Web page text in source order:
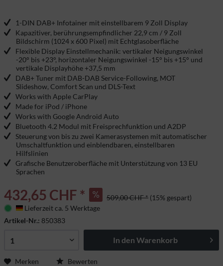
1-DIN DAB+ Infotainer mit einstellbarem 9 Zoll Display
Kapazitiver, berührungsempfindlicher 22,9 cm / 9 Zoll
Bildschirm (1024 x 600 Pixel) mit Echtglasoberfläche
Flexible Display Einstellmechanik: vertikaler Neigungswinkel
-20° bis +23°, horizontaler Neigungswinkel -15° bis +15° und
vertikale Displayhöhe +37,5 mm
DAB+ Tuner mit DAB-DAB Service-Following, MOT
Slideshow, Comfort Scan und DLS-Text
Works with Apple CarPlay
Made for iPod / iPhone
Works with Google Android Auto
Bluetooth 4.2 Modul mit Freisprechfunktion und A2DP
Steuerung von bis zu zwei Kamerasystemen mit automatischer
Umschaltfunktion und einblendbaren, einstellbaren
Hilfslinien
Grafische Benutzeroberfläche mit Unterstützung von 13 EU
Sprachen
432,65 CHF * 509,00 CHF * (15% gespart)
Deutschland
Lieferzeit ca. 5 Werktage
Artikel-Nr.: 850383
In den Warenkorb
Merken Bewerten